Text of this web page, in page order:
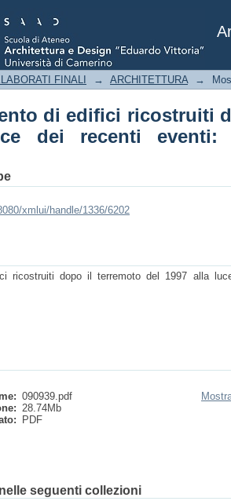
di edifici
il caso studio di
FINALI → ARCHITETTURA →
di edifici ricostruiti
dei recenti
xmlui/handle/1336/6202
ricostruiti dopo il terremoto del 1997 alla
090939.pdf
28.74Mb
PDF
seguenti collezioni